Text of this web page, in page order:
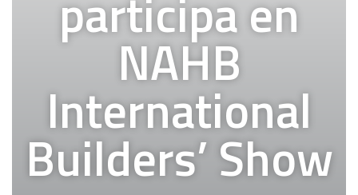
NAHB
International
Builders’ Show